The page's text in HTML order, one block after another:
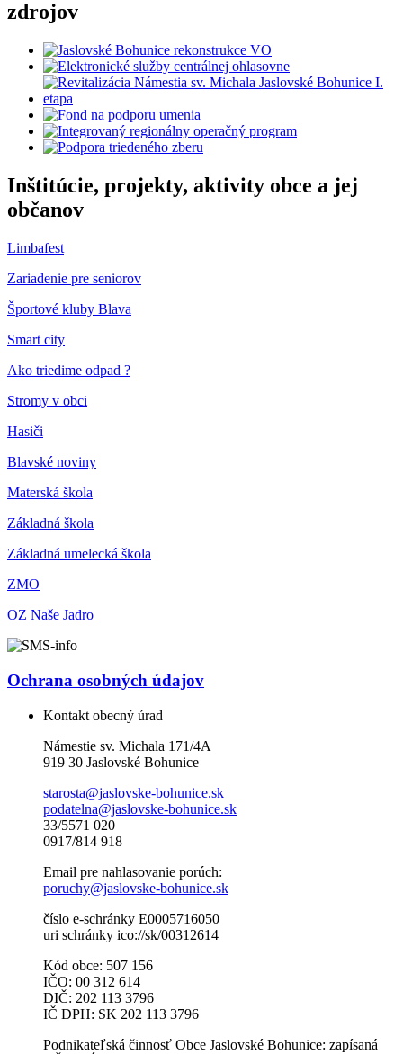
zdrojov
Inštitúcie, projekty, aktivity obce a jej
občanov
Limbafest
Zariadenie pre seniorov
Športové kluby Blava
Smart city
Ako triedime odpad ?
Stromy v obci
Hasiči
Blavské noviny
Materská škola
Základná škola
Základná umelecká škola
ZMO
OZ Naše Jadro
Ochrana osobných údajov
Kontakt obecný úrad
Námestie sv. Michala 171/4A
919 30 Jaslovské Bohunice
starosta@jaslovske-bohunice.sk
podatelna@jaslovske-bohunice.sk
33/5571 020
0917/814 918
Email pre nahlasovanie porúch:
poruchy@jaslovske-bohunice.sk
číslo e-schránky E0005716050
uri schránky ico://sk/00312614
Kód obce: 507 156
IČO: 00 312 614
DIČ: 202 113 3796
IČ DPH: SK 202 113 3796
Podnikateľská činnosť Obce Jaslovské Bohunice: zapísaná